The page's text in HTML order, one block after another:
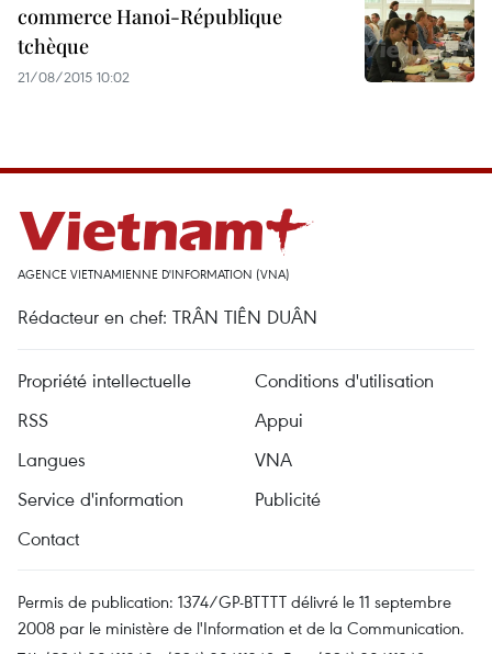
commerce Hanoi-République
tchèque
21/08/2015 10:02
AGENCE VIETNAMIENNE D'INFORMATION (VNA)
Rédacteur en chef: TRÂN TIÊN DUÂN
Propriété intellectuelle
Conditions d'utilisation
RSS
Appui
Langues
VNA
Service d'information
Publicité
Contact
Permis de publication: 1374/GP-BTTTT délivré le 11 septembre
2008 par le ministère de l'Information et de la Communication.